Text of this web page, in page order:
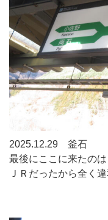
2025.12.29 釜石
最後にここに来たの
ＪＲだったから全く